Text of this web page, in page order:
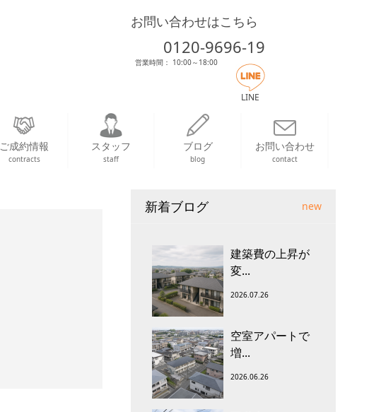
お問い合わせはこちら
0120-9696-19
営業時間： 10:00～18:00
LINE
ご成約情報
contracts
スタッフ
staff
ブログ
blog
お問い合わせ
contact
新着ブログ new
建築費の上昇が
変...
2026.07.26
空室アパートで
増...
2026.06.26